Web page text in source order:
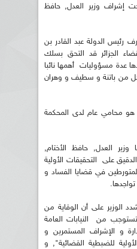
إشراف وزير العدل, حافظ
رئيس الدولة عبد القادر بن
الجزائر قد التحق بسلك
ليتقلد بعدها عدة مسؤوليات أهمها نائبا
من باتنة و سطيف و وهران
محامي عام لدى المحكمة
العدل, حافظ الأختام,
على التحقيقات الأولية
في قضايا الفساد و
الوزير على أن الوقاية من
من النيابات العامة
و الإشراف المستمرين و
للضبطية القضائية", و